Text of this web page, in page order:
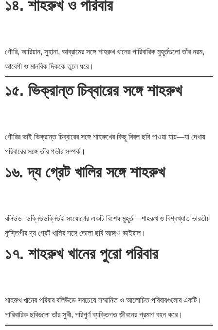
১৪. শাহরুখ ও পরিবার
গৌরি, আরিয়ান, সুহানা, আব্রামের সঙ্গে শাহরুখ খানের পারিবারিক মুহূর্তগুলো তাঁর নরম,
আবেগী ও মানবিক দিককে তুলে ধরে।
১৫. ভিক্রান্ত চিব্বারের সঙ্গে শাহরুখ
গৌরির ভাই ভিক্রান্ত চিব্বারের সঙ্গে শাহরুখের কিছু বিরল ছবি পাওয়া যায়—যা দেখায়
পরিবারের সঙ্গে তাঁর গভীর সম্পর্ক।
১৬. দ্য গ্রেট খালির সঙ্গে শাহরুখ
বলিউড–ডব্লিউডব্লিউই সংযোগের একটি বিশেষ মুহূর্ত—শাহরুখ ও বিশ্বখ্যাত ভারতীয়
কুস্তিগীর দ্য গ্রেট খালির সঙ্গে তোলা ছবি আজও ভাইরাল।
১৭. শাহরুখ খানের পুরো পরিবার
শাহরুখ খানের পরিবার বলিউডে সবচেয়ে সম্মানিত ও আলোচিত পরিবারগুলোর একটি।
পারিবারিক ছবিগুলো তাঁর সুখী, পরিপূর্ণ ব্যক্তিগত জীবনের প্রমাণ বহন করে।